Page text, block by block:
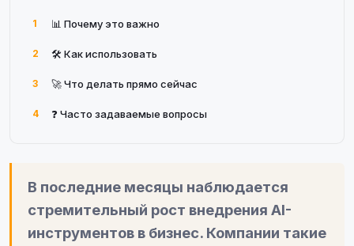
1 📊 Почему это важно
2 🛠 Как использовать
3 🚀 Что делать прямо сейчас
4 ❓ Часто задаваемые вопросы
В последние месяцы наблюдается
стремительный рост внедрения AI-
инструментов в бизнес. Компании такие